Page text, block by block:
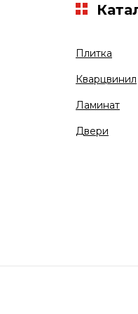
Плитка
Кварцвинил
Ламинат
Двери